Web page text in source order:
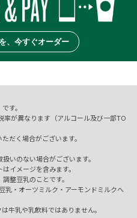
、今すぐオーダー
す。
が異なります（アルコール及び一部TO
だく場合がございます。
いのない場合がございます。
イメージを含みます。
整豆乳のことです。
乳・オーツミルク・アーモンドミルクへ
牛乳や乳飲料ではありません。